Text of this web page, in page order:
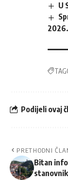
U
Podijeli ovaj
PRETHODNI
Bitan